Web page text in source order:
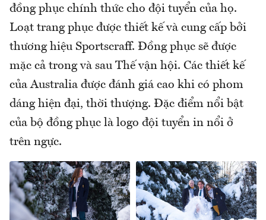
đồng phục chính thức cho đội tuyển của họ.
Loạt trang phục được thiết kế và cung cấp bởi
thương hiệu Sportscraff. Đồng phục sẽ được
mặc cả trong và sau Thế vận hội. Các thiết kế
của Australia được đánh giá cao khi có phom
dáng hiện đại, thời thượng. Đặc điểm nổi bật
của bộ đồng phục là logo đội tuyển in nổi ở
trên ngực.